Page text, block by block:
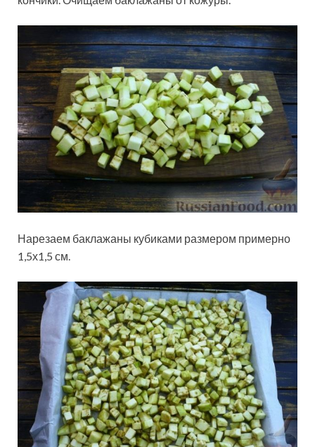
Нарезаем баклажаны кубиками размером примерно
1,5х1,5 см.